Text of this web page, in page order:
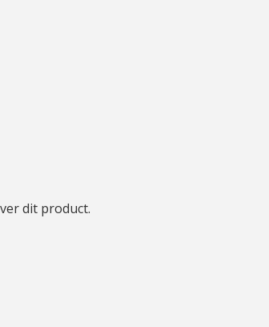
dit product.